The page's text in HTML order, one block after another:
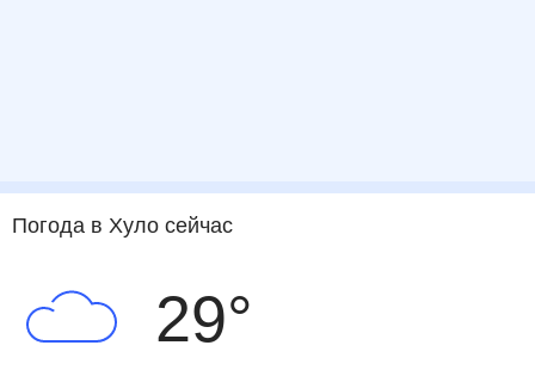
Погода в Хулосейчас
29°